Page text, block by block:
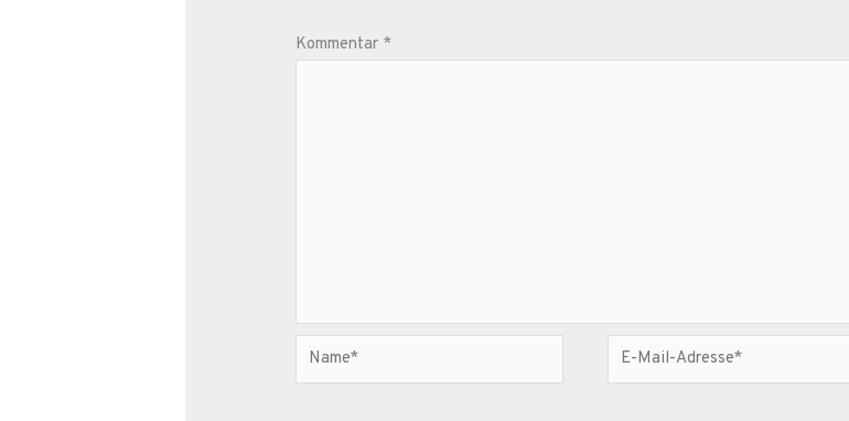
Kommentar *
Name*
E-
Mail-